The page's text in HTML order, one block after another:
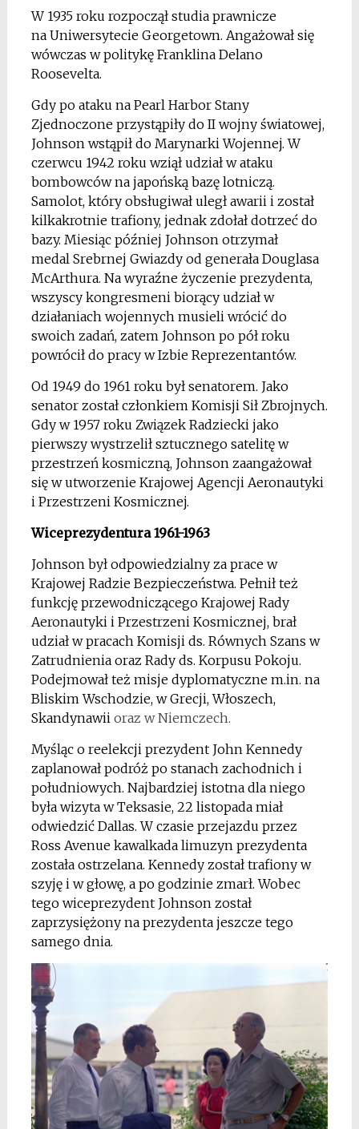
W 1935 roku rozpoczął studia prawnicze
na Uniwersytecie Georgetown. Angażował się
wówczas w politykę Franklina Delano
Roosevelta.
Gdy po ataku na Pearl Harbor Stany
Zjednoczone przystąpiły do II wojny światowej,
Johnson wstąpił do Marynarki Wojennej. W
czerwcu 1942 roku wziął udział w ataku
bombowców na japońską bazę lotniczą.
Samolot, który obsługiwał uległ awarii i został
kilkakrotnie trafiony, jednak zdołał dotrzeć do
bazy. Miesiąc później Johnson otrzymał
medal Srebrnej Gwiazdy od generała Douglasa
McArthura. Na wyraźne życzenie prezydenta,
wszyscy kongresmeni biorący udział w
działaniach wojennych musieli wrócić do
swoich zadań, zatem Johnson po pół roku
powrócił do pracy w Izbie Reprezentantów.
Od 1949 do 1961 roku był senatorem. Jako
senator został członkiem Komisji Sił Zbrojnych.
Gdy w 1957 roku Związek Radziecki jako
pierwszy wystrzelił sztucznego satelitę w
przestrzeń kosmiczną, Johnson zaangażował
się w utworzenie Krajowej Agencji Aeronautyki
i Przestrzeni Kosmicznej.
Wiceprezydentura 1961-1963
Johnson był odpowiedzialny za prace w
Krajowej Radzie Bezpieczeństwa. Pełnił też
funkcję przewodniczącego Krajowej Rady
Aeronautyki i Przestrzeni Kosmicznej, brał
udział w pracach Komisji ds. Równych Szans w
Zatrudnienia oraz Rady ds. Korpusu Pokoju.
Podejmował też misje dyplomatyczne m.in. na
Bliskim Wschodzie, w Grecji, Włoszech,
Skandynawiioraz w Niemczech.
Myśląc o reelekcji prezydent John Kennedy
zaplanował podróż po stanach zachodnich i
południowych. Najbardziej istotna dla niego
była wizyta w Teksasie, 22 listopada miał
odwiedzić Dallas. W czasie przejazdu przez
Ross Avenue kawalkada limuzyn prezydenta
została ostrzelana. Kennedy został trafiony w
szyję i w głowę, a po godzinie zmarł. Wobec
tego wiceprezydent Johnson został
zaprzysiężony na prezydenta jeszcze tego
samego dnia.